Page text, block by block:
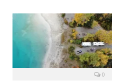
0